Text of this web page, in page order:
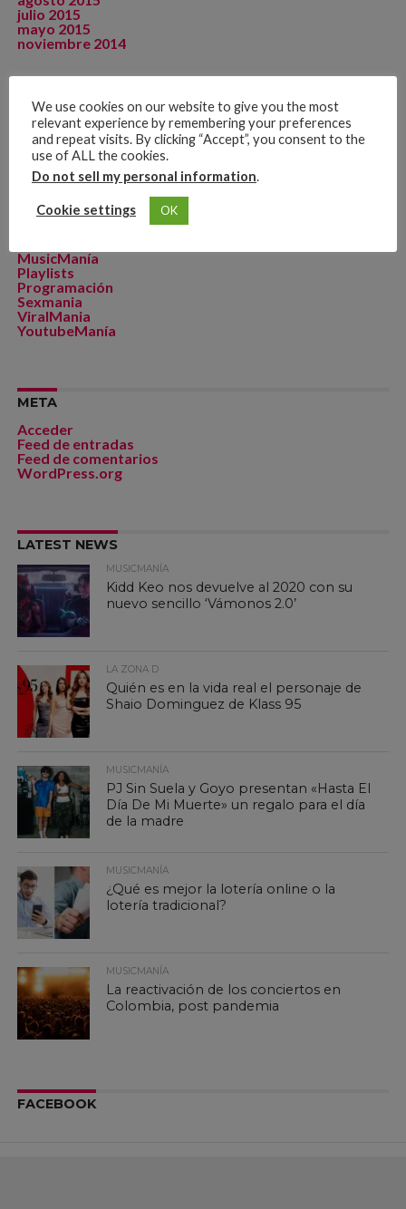
julio 2015
mayo 2015
noviembre 2014
CATEGORÍAS
Artista de La Semana
CineManía
Dicomania TV
Dicosports
Geekmania
MusicManía
Playlists
Programación
Sexmania
ViralMania
YoutubeManía
META
Acceder
Feed de entradas
Feed de comentarios
WordPress.org
LATEST NEWS
MUSICMANÍA
Kidd Keo nos devuelve al 2020 con su
nuevo sencillo ‘Vámonos 2.0’
LA ZONA D
Quién es en la vida real el personaje de
Shaio Dominguez de Klass 95
MUSICMANÍA
PJ Sin Suela y Goyo presentan «Hasta El
Día De Mi Muerte» un regalo para el día
de la madre
MUSICMANÍA
¿Qué es mejor la lotería online o la
lotería tradicional?
MUSICMANÍA
La reactivación de los conciertos en
Colombia, post pandemia
FACEBOOK
We use cookies on our website to give you the most
relevant experience by remembering your preferences
and repeat visits. By clicking “Accept”, you consent to the
use of ALL the cookies.
Do not sell my personal information.
Cookie settings OK